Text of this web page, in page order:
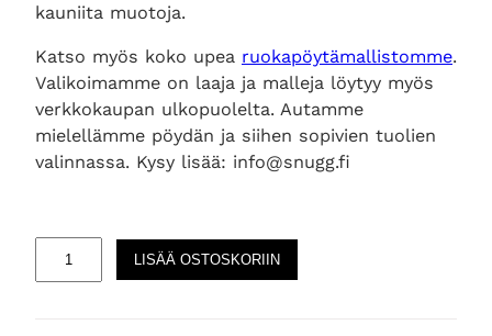
kauniita muotoja.
Katso myös koko upea ruokapöytämallistomme.
Valikoimamme on laaja ja malleja löytyy myös
verkkokaupan ulkopuolelta. Autamme
mielellämme pöydän ja siihen sopivien tuolien
valinnassa. Kysy lisää: info@snugg.fi
LISÄÄ OSTOSKORIIN